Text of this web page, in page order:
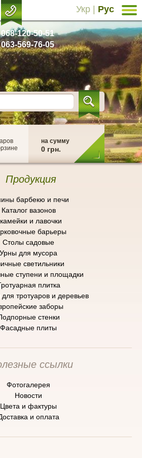
068-120-50-51
063-569-76-05
Укр Рус
на сумму
0 грн.
Продукция
барбекю и печи
Каталог вазонов
и лавочки
барьеры
Cтолы садовые
Урны для мусора
светильники
ступени и площадки
плитка
тротуаров и деревьев
заборы
стенки
Фасадные плиты
ссылки
Фотогалерея
Новости
Цвета и фактуры
и оплата